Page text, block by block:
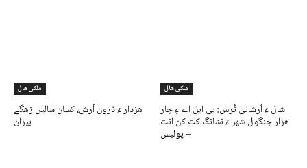
ملکی ھال
ھزدار ءَ ڈرون اُرش، کسان سالیں زھگے
بیران
ملکی ھال
شال ءَ اُرشانی تُرس: بی ایل اے ءِ چار
ھزار جنگول شھر ءَ نشانگ کت کن انت
– پولیس